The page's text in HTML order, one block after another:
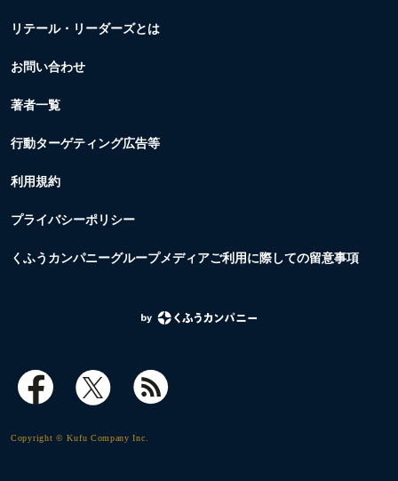
リテール・リーダーズとは
お問い合わせ
著者一覧
行動ターゲティング広告等
利用規約
プライバシーポリシー
くふうカンパニーグループメディアご利用に際しての留意事項
Copyright © Kufu Company Inc.